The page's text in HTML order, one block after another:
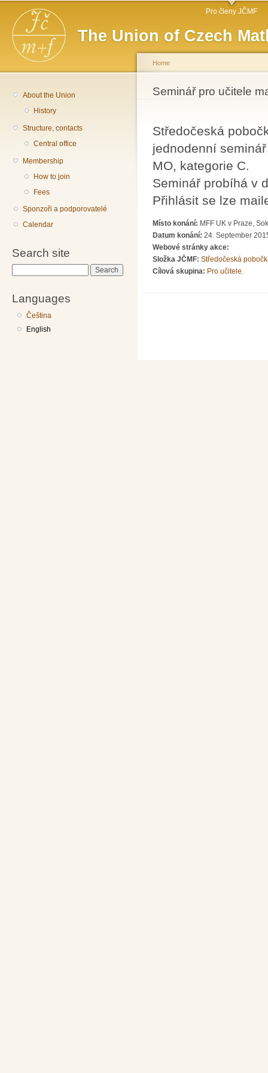
The Union of Czech
Main menu Pro členy JČMF
About the Union
History
Structure, contacts
Central office
Membership
How to join
Fees
Sponzoři a podporovatelé
Calendar
Search site
Languages
Čeština
English
You are here
Home
Seminář pro učitele
Středočeská
jednodenní
MO, kategorie C.
Seminář probíhá v
Přihlásit se lze
Místo konání: MFF UK v Praze,
Datum konání: 24. September
Webové stránky akce:
Složka JČMF: Středočeská
Cílová skupina: Pro učitele.